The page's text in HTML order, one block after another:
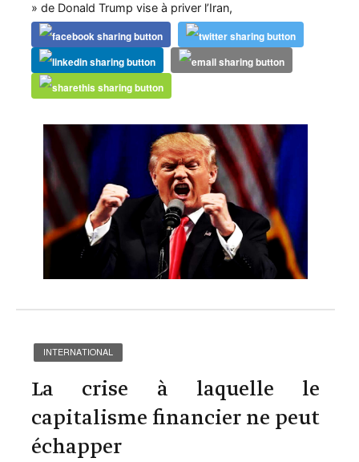
» de Donald Trump vise à priver l’Iran,
INTERNATIONAL
La crise à laquelle le
capitalisme financier ne peut
échapper